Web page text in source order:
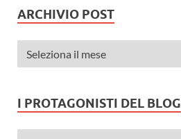
ARCHIVIO POST
I PROTAGONISTI DEL BLOG